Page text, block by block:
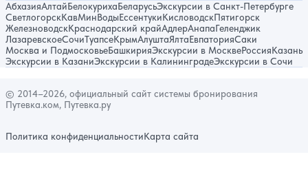
АбхазияАлтайБелокурихаБеларусьЭкскурсии в Санкт-Петербурге
СветлогорскКавМинВодыЕссентукиКисловодскПятигорск
ЖелезноводскКраснодарский крайАдлерАнапаГеленджик
ЛазаревскоеСочиТуапсеКрымАлуштаЯлтаЕвпаторияСаки
Москва и ПодмосковьеБашкирияЭкскурсии в МосквеРоссияКазань
Экскурсии в КазаниЭкскурсии в КалининградеЭкскурсии в Сочи
© 2014–2026, официальный сайт системы бронирования
Путевка.ком, Путевка.ру
Политика конфиденциальностиКарта сайта